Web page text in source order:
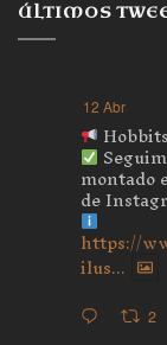
ÚLTIMOS
12 Abr
montado
de
https://
ilus...
2